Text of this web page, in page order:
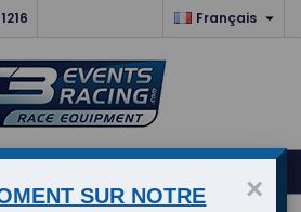
Français 
0
×
SUR NOTRE